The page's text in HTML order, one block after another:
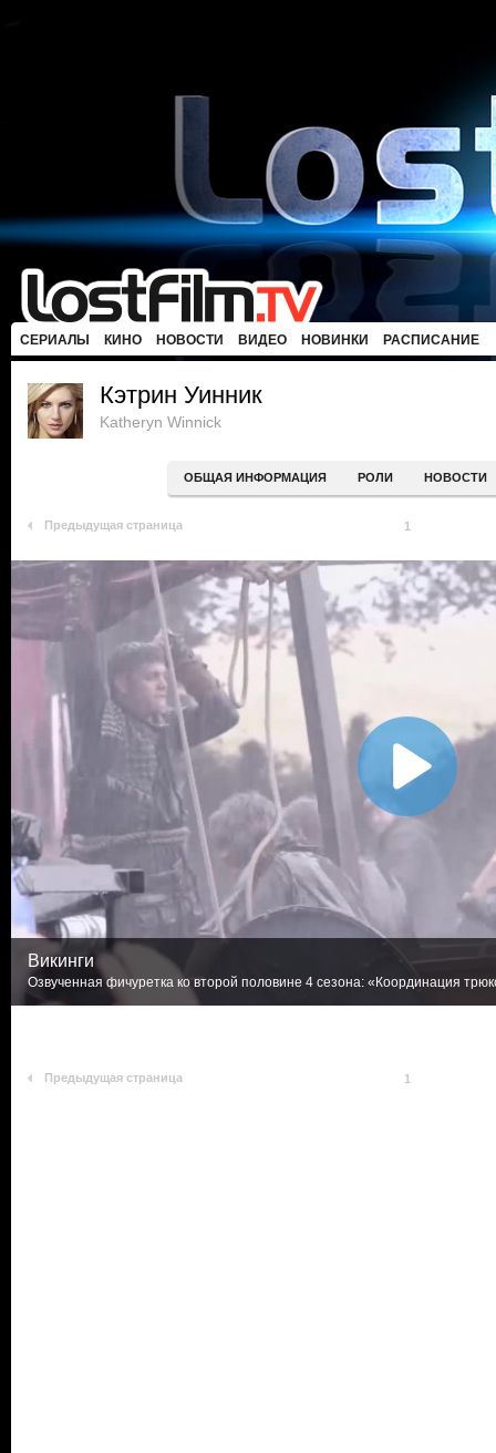
СЕРИАЛЫ КИНО НОВОСТИ ВИДЕО НОВИНКИ РАСПИСАНИЕ
Кэтрин Уинник
Katheryn Winnick
ОБЩАЯ ИНФОРМАЦИЯ РОЛИ НОВОСТИ
Предыдущая страница 1
Викинги
Озвученная фичуретка ко второй половине 4 сезона: «Координация
Предыдущая страница 1